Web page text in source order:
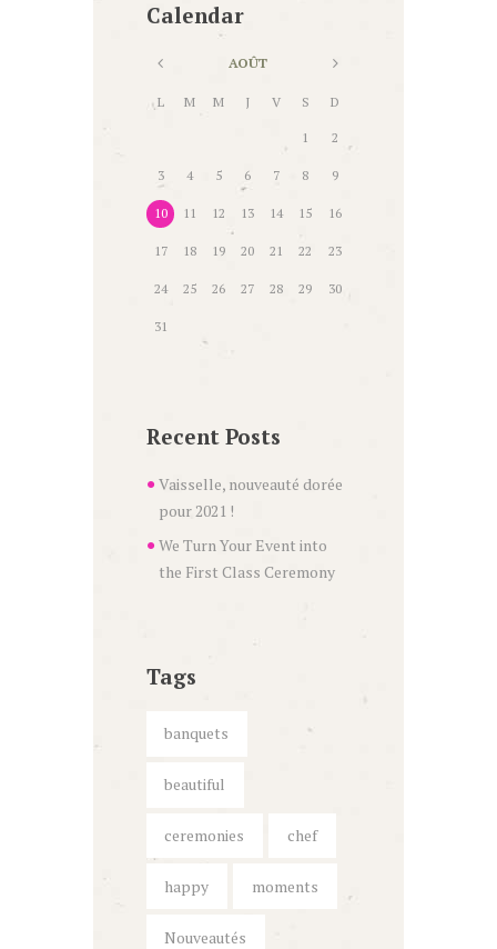
Calendar
AOÛT
L M M J V S D
1 2
3 4 5 6 7 8 9
10 11 12 13 14 15 16
17 18 19 20 21 22 23
24 25 26 27 28 29 30
31
Recent Posts
Vaisselle, nouveauté dorée
pour 2021 !
We Turn Your Event into
the First Class Ceremony
Tags
banquets
beautiful
ceremonies chef
happy moments
Nouveautés